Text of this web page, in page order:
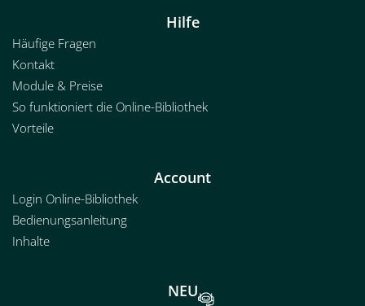
Hilfe
Häufige Fragen
Kontakt
Module & Preise
So funktioniert die Online-Bibliothek
Vorteile
Account
Login Online-Bibliothek
Bedienungsanleitung
Inhalte
NEU